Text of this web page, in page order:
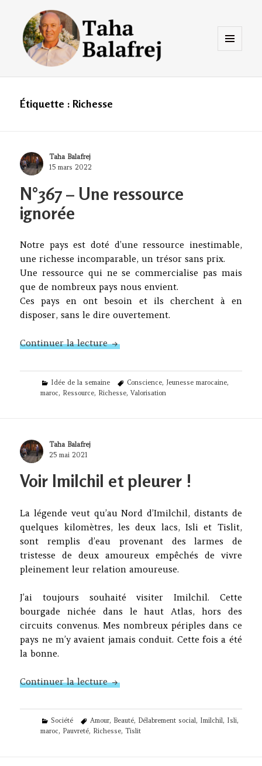
Taha Balafrej Blog
Étiquette :Richesse
Author
Taha Balafrej
Posted
15 mars 2022
N°367 – Une ressource
ignorée
Notre pays est doté d’une ressource inestimable,
une richesse incomparable, un trésor sans prix.
Une ressource qui ne se commercialise pas mais
que de nombreux pays nous envient.
Ces pays en ont besoin et ils cherchent à en
disposer, sans le dire ouvertement.
Continuer la lectureN°367 – Une ressource ignorée
Categories
Idée de la semaine Tags
Conscience, Jeunesse marocaine,
maroc, Ressource, Richesse, Valorisation
Author
Taha Balafrej
Posted
25 mai 2021
Voir Imilchil et pleurer !
La légende veut qu’au Nord d’Imilchil, distants de
quelques kilomètres, les deux lacs, Isli et Tislit,
sont remplis d’eau provenant des larmes de
tristesse de deux amoureux empêchés de vivre
pleinement leur relation amoureuse.
J’ai toujours souhaité visiter Imilchil. Cette
bourgade nichée dans le haut Atlas, hors des
circuits convenus. Mes nombreux périples dans ce
pays ne m’y avaient jamais conduit. Cette fois a été
la bonne.
Continuer la lectureVoir Imilchil et pleurer !
Categories
Société Tags
Amour, Beauté, Délabrement social, Imilchil, Isli,
maroc, Pauvreté, Richesse, Tislit